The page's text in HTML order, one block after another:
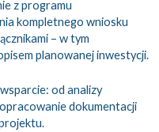
z programu
kompletnego wniosku
– w tym
planowanej inwestycji.
od analizy
dokumentacji